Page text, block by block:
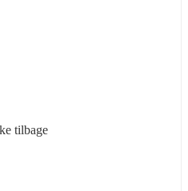
tilbage